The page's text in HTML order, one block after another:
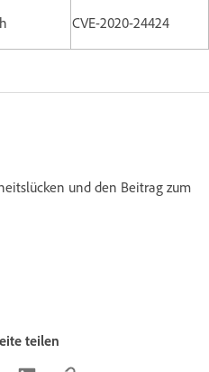
CVE-2020-24424
und den Beitrag zum
teilen